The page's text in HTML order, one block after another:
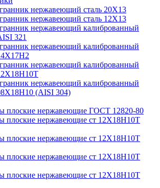
нержавеющий сталь 20Х13
нержавеющий сталь 12Х13
нержавеющий калиброванный
321
нержавеющий калиброванный
нержавеющий калиброванный
нержавеющий калиброванный
(AISI 304)
плоские нержавеющие ГОСТ 12820-80
плоские нержавеющие ст 12Х18Н10Т
плоские нержавеющие ст 12Х18Н10Т
плоские нержавеющие ст 12Х18Н10Т
плоские нержавеющие ст 12Х18Н10Т